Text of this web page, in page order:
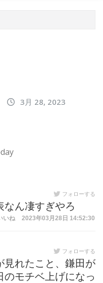
3月 28, 2023
フォローする
なん凄すぎやろ
いね 2023年03月28日 14:52:30
フォローする
見れたこと、鎌田が
のモチベ上げになっ